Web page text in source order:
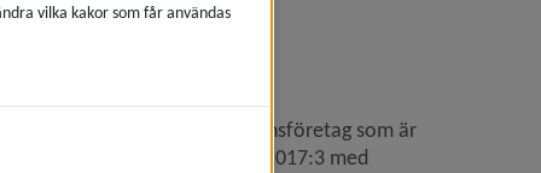
registrerat Elinstallationsföretag som är
av el” (ELSÄK-FS 2017:3 med
vilka kakor som får användas